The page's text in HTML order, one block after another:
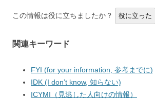
この情報は役に立ちましたか？ 役に立った
関連キーワード
FYI (for your information, 参考までに)
IDK (I don’t know, 知らない)
ICYMI（見逃した人向けの情報）